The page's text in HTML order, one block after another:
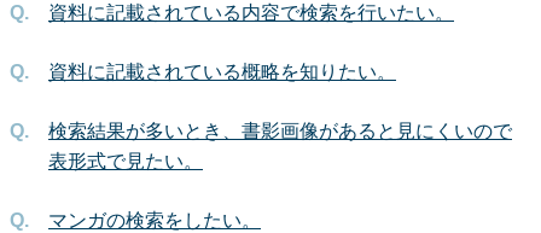
資料に記載されている内容で検索を行いたい。
資料に記載されている概略を知りたい。
検索結果が多いとき、書影画像があると見にくいので
表形式で見たい。
マンガの検索をしたい。